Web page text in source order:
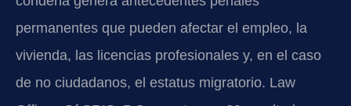
permanentes que pueden afectar el empleo, la
vivienda, las licencias profesionales y, en el caso
de no ciudadanos, el estatus migratorio. Law